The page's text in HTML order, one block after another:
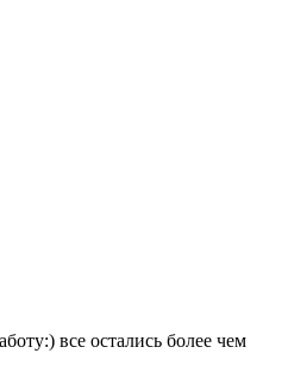
все остались более чем